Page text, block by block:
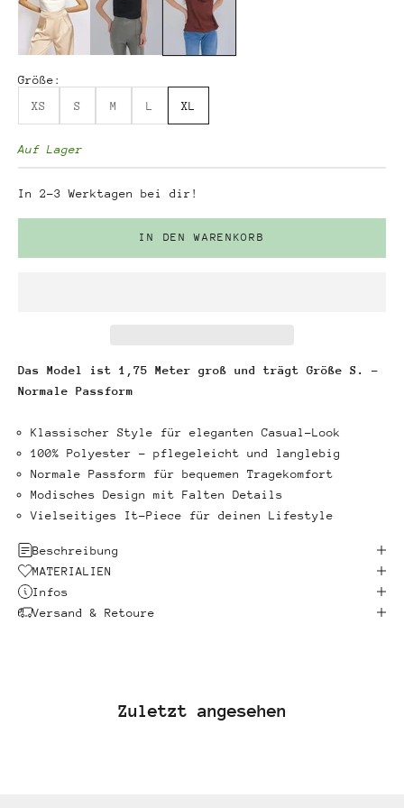
Größe:
XS
S M L XL
Auf Lager
In 2-3 Werktagen bei dir!
IN DEN WARENKORB
Das Model ist 1,75 Meter groß und trägt Größe S. -
Normale Passform
Klassischer Style für eleganten Casual-Look
100% Polyester – pflegeleicht und langlebig
Normale Passform für bequemen Tragekomfort
Modisches Design mit Falten Details
Vielseitiges It-Piece für deinen Lifestyle
Beschreibung
MATERIALIEN
Infos
Versand & Retoure
Zuletzt angesehen